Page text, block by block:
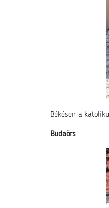
Békésen a
Budaörs